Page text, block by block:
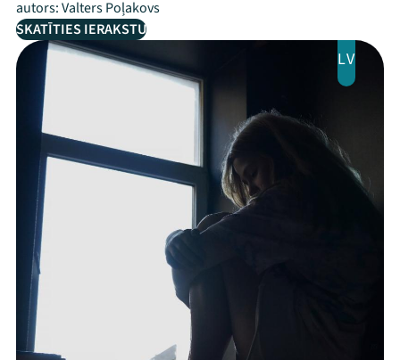
autors: Valters Poļakovs
SKATĪTIES IERAKSTU
LV